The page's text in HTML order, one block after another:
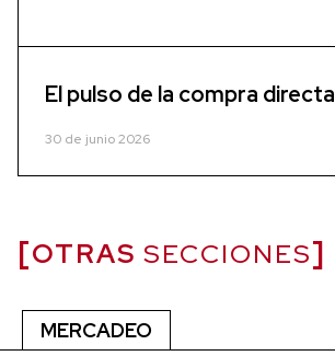
El pulso de la compra directa
30 de junio 2026
OTRAS SECCIONES
MERCADEO